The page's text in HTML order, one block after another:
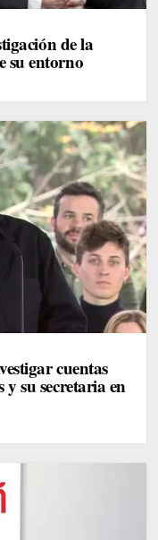
de la
su entorno
cuentas
su secretaria en